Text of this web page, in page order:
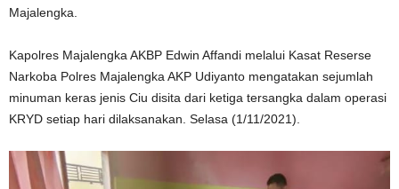
Majalengka.
Kapolres Majalengka AKBP Edwin Affandi melalui Kasat Reserse
Narkoba Polres Majalengka AKP Udiyanto mengatakan sejumlah
minuman keras jenis Ciu disita dari ketiga tersangka dalam operasi
KRYD setiap hari dilaksanakan. Selasa (1/11/2021).